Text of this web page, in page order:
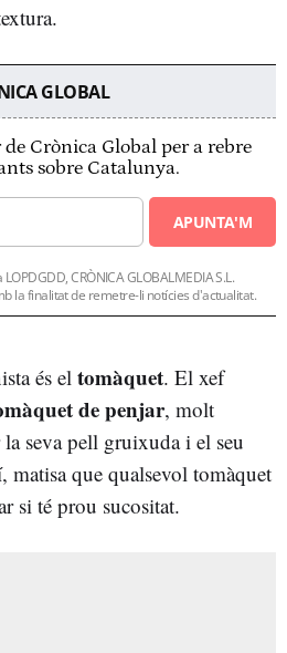
GLOBAL
Crònica Global per a rebre
sobre Catalunya.
APUNTA'M
CRÒNICA GLOBALMEDIA S.L.
la finalitat de remetre-li notícies d'actualitat.
és el tomàquet. El xef
de penjar, molt
seva pell gruixuda i el seu
que qualsevol tomàquet
si té prou sucositat.